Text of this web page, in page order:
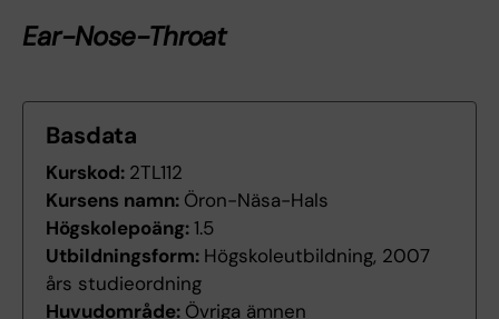
Ear-Nose-Throat
Basdata
Kurskod: 2TL112
Kursens namn: Öron-Näsa-Hals
Högskolepoäng:1.5
Utbildningsform: Högskoleutbildning, 2007
års studieordning
Huvudområde: Övriga ämnen